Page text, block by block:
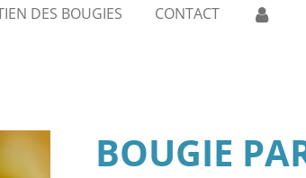
DES BOUGIES
CONTACT
BOUGIE